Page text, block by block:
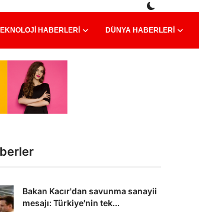
HABERLERI DÜNYA HABERLERI
Bakan Kacır'dan savunma sanayii
mesajı: Türkiye'nin tek...